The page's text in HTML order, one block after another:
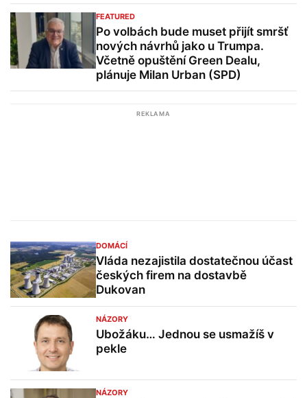
FEATURED
Po volbách bude muset přijít smršť
nových návrhů jako u Trumpa.
Včetně opuštění Green Dealu,
plánuje Milan Urban (SPD)
REKLAMA
DOMÁCÍ
Vláda nezajistila dostatečnou účast
českých firem na dostavbě
Dukovan
NÁZORY
Ubožáku… Jednou se usmažíš v
pekle
NÁZORY